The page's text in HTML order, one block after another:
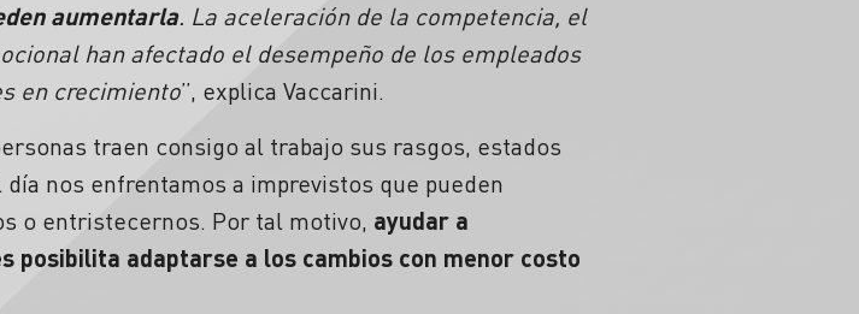
aumentarla. La aceleración de la competencia, el
han afectado el desempeño de los empleados
en crecimiento”, explica Vaccarini.
traen consigo al trabajo sus rasgos, estados
nos enfrentamos a imprevistos que pueden
o entristecernos. Por tal motivo, ayudar a
posibilita adaptarse a los cambios con menor costo